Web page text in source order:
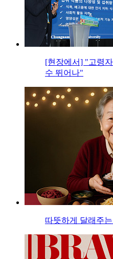
[현장에서] "고령
수 뛰어나"
따뜻하게 달래주는